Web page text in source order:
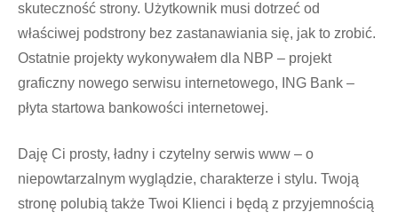
skuteczność strony. Użytkownik musi dotrzeć od
właściwej podstrony bez zastanawiania się, jak to zrobić.
Ostatnie projekty wykonywałem dla NBP – projekt
graficzny nowego serwisu internetowego, ING Bank –
płyta startowa bankowości internetowej.
Daję Ci prosty, ładny i czytelny serwis www – o
niepowtarzalnym wyglądzie, charakterze i stylu. Twoją
stronę polubią także Twoi Klienci i będą z przyjemnością